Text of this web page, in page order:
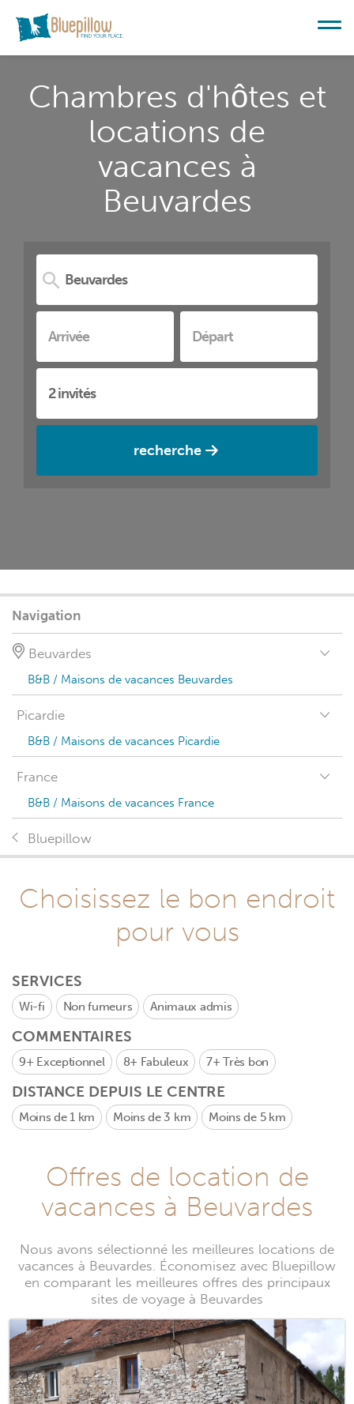
Chambres d'hôtes et
locations de
vacances à
Beuvardes
recherche
Navigation
Beuvardes
B&B / Maisons de vacances Beuvardes
Picardie
B&B / Maisons de vacances Picardie
France
B&B / Maisons de vacances France
Bluepillow
Choisissez le bon endroit
pour vous
SERVICES
Wi-fi Non fumeurs Animaux admis
COMMENTAIRES
9+ Exceptionnel 8+ Fabuleux 7+Très bon
DISTANCE DEPUIS LE CENTRE
Moins de 1 km Moins de 3 km Moins de 5 km
Offres de location de
vacances à Beuvardes
Nous avons sélectionné les meilleures locations de
vacances à Beuvardes. Économisez avec Bluepillow
en comparant les meilleures offres des principaux
sites de voyage à Beuvardes